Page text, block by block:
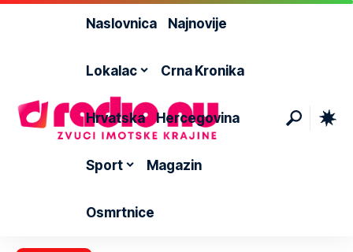
Naslovnica Najnovije
Lokalac Crna Kronika
Hrvatska Hercegovina
Sport Magazin
Osmrtnice